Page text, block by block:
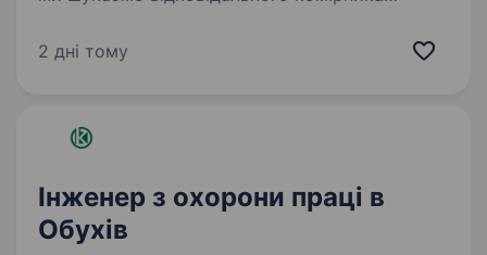
робити: Приймати та розміщувати товар
2 дні тому
Інженер з охорони праці в
Обухів